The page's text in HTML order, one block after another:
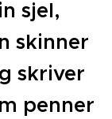
sjel,
skinner
skriver
penner